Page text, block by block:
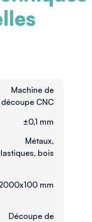
Machine de
découpe CNC
±0,1 mm
Métaux,
bois
mm
Découpe de